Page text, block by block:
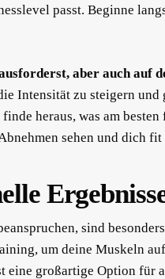
passt. Beginne
aber auch auf
Intensität zu steigern und
heraus, was am
sehen und dich
sind
um deine Muskeln
eine großartige Option für